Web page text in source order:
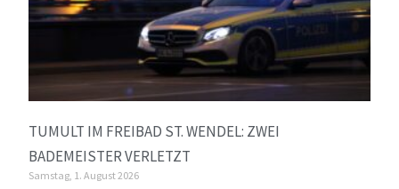
TUMULT IM FREIBAD ST. WENDEL: ZWEI
BADEMEISTER VERLETZT
Samstag, 1. August 2026